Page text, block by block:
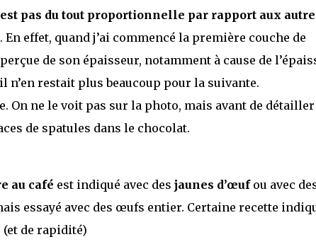
pas du tout proportionnelle par rapport aux
effet, quand j’ai commencé la première couche de
de son épaisseur, notamment à cause de
n’en restait plus beaucoup pour la suivante.
On ne le voit pas sur la photo, mais avant de détailler
de spatules dans le chocolat.
au café est indiqué avec des jaunes d’œuf ou avec
essayé avec des œufs entier. Certaine recette
de rapidité)